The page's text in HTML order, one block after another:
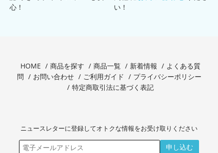
心！
い！
HOME 商品を探す 商品一覧 新着情報
よくある質
問
お問い合わせ ご利用ガイド
プライバシーポリシー
特定商取引法に基づく表記
ニュースレターに登録してオトクな情報をお受け取りください
申し込む